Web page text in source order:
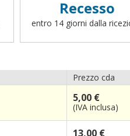
da
Recesso
entro 14 giorni dalla
Prezzo cda
5,00 €
(IVA inclusa)
13,00 €